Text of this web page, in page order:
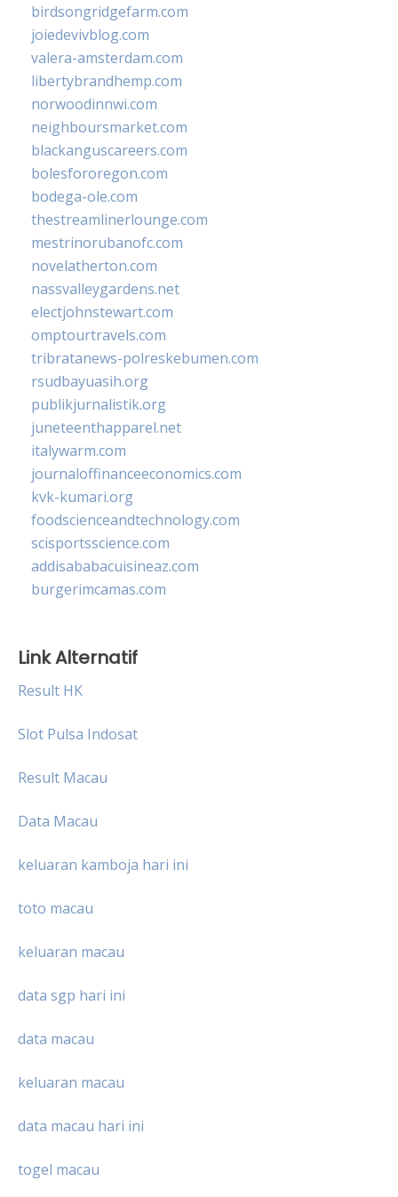
birdsongridgefarm.com
joiedevivblog.com
valera-amsterdam.com
libertybrandhemp.com
norwoodinnwi.com
neighboursmarket.com
blackanguscareers.com
bolesfororegon.com
bodega-ole.com
thestreamlinerlounge.com
mestrinorubanofc.com
novelatherton.com
nassvalleygardens.net
electjohnstewart.com
omptourtravels.com
tribratanews-polreskebumen.com
rsudbayuasih.org
publikjurnalistik.org
juneteenthapparel.net
italywarm.com
journaloffinanceeconomics.com
kvk-kumari.org
foodscienceandtechnology.com
scisportsscience.com
addisababacuisineaz.com
burgerimcamas.com
Link Alternatif
Result HK
Slot Pulsa Indosat
Result Macau
Data Macau
keluaran kamboja hari ini
toto macau
keluaran macau
data sgp hari ini
data macau
keluaran macau
data macau hari ini
togel macau